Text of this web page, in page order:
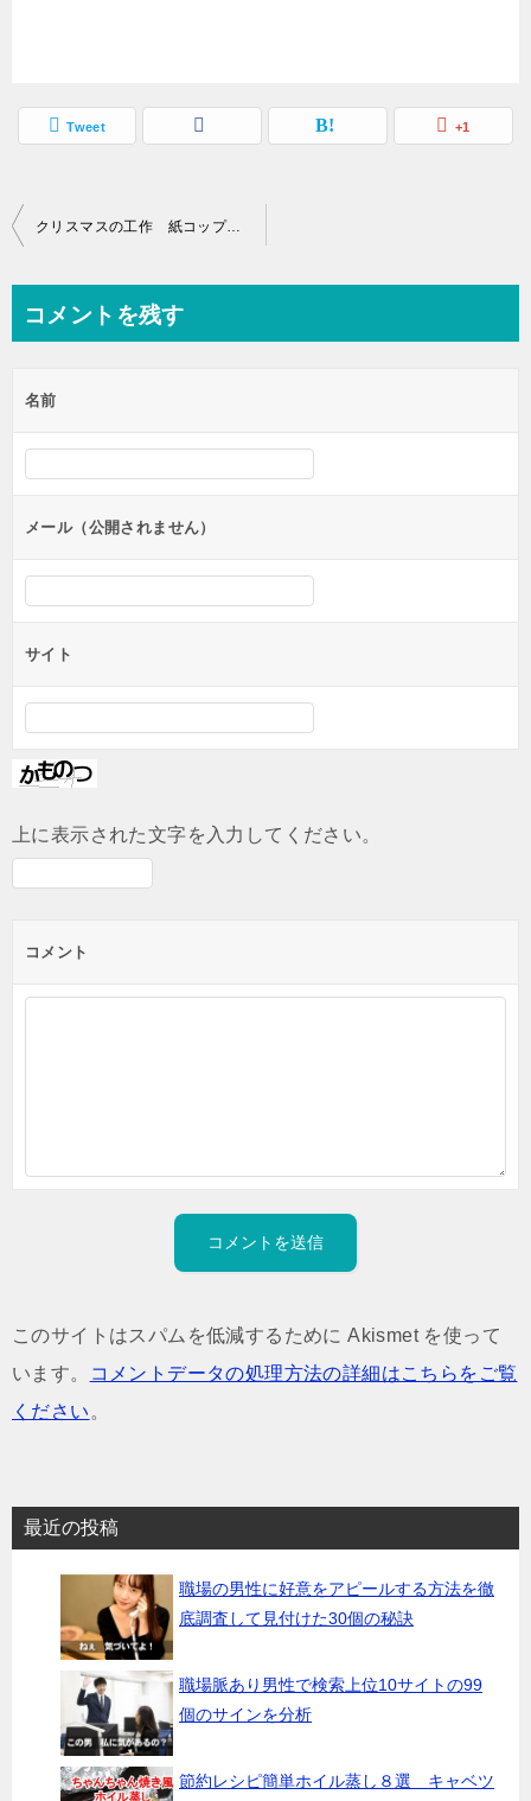
Tweet +1
投
ビ
ー
シ
ン
クリスマスの工作 紙コップを使って作る口パク トナカイ（型紙ダウンロード無料）
コメントを残す
名前
メール（公開されません）
サイト
上に表示された文字を入力してください。
コメント
このサイトはスパムを低減するために Akismet を使って
います。
コメントデータの処理方法の詳細はこちらをご覧
ください 。
最近の投稿
職場の男性に好意をアピールする方法を徹
底調査して見付けた30個の秘訣
職場脈あり男性で検索上位10サイトの99
個のサインを分析
節約レシピ簡単ホイル蒸し８選 キャベツ